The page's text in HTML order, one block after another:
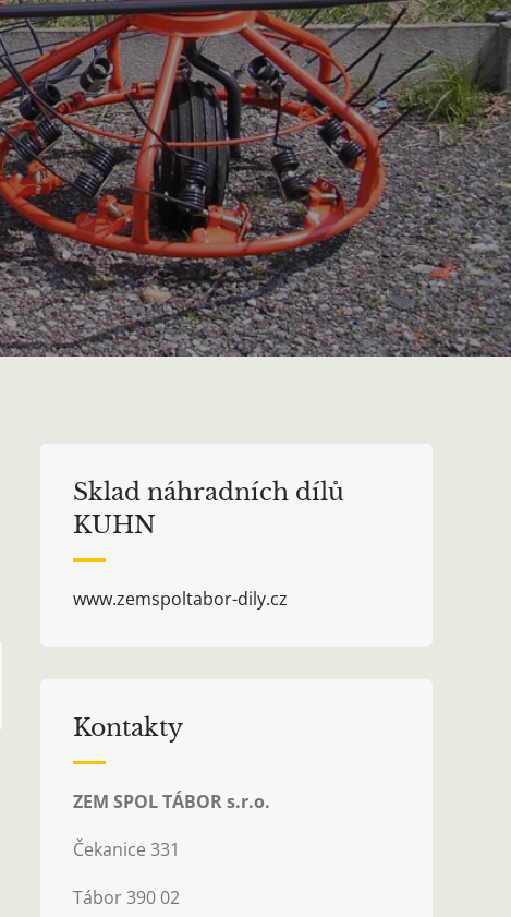
Sklad náhradních dílů
KUHN
www.zemspoltabor-dily.cz
Kontakty
ZEM SPOL TÁBOR s.r.o.
Čekanice 331
Tábor 390 02